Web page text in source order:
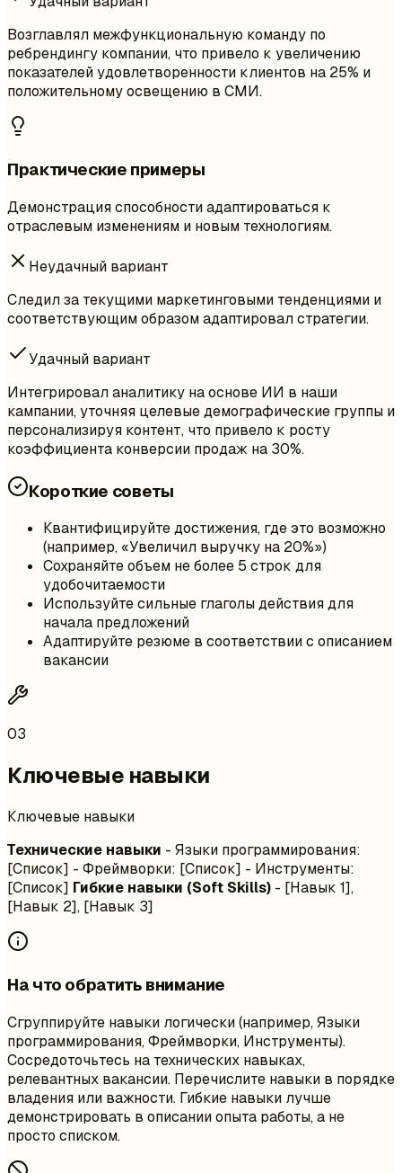
Возглавлял межфункциональную команду по
ребрендингу компании, что привело к увеличению
показателей удовлетворенности клиентов на 25% и
положительному освещению в СМИ.
Практические примеры
Демонстрация способности адаптироваться к
отраслевым изменениям и новым технологиям.
Неудачный вариант
Следил за текущими маркетинговыми тенденциями и
соответствующим образом адаптировал стратегии.
Удачный вариант
Интегрировал аналитику на основе ИИ в наши
кампании, уточняя целевые демографические группы и
персонализируя контент, что привело к росту
коэффициента конверсии продаж на 30%.
Короткие советы
Квантифицируйте достижения, где это возможно
(например, «Увеличил выручку на 20%»)
Сохраняйте объем не более 5 строк для
удобочитаемости
Используйте сильные глаголы действия для
начала предложений
Адаптируйте резюме в соответствии с описанием
вакансии
03
Ключевые навыки
Ключевые навыки
Технические навыки - Языки программирования:
[Список] - Фреймворки: [Список] - Инструменты:
[Список] Гибкие навыки (Soft Skills) - [Навык 1],
[Навык 2], [Навык 3]
На что обратить внимание
Сгруппируйте навыки логически (например, Языки
программирования, Фреймворки, Инструменты).
Сосредоточьтесь на технических навыках,
релевантных вакансии. Перечислите навыки в порядке
владения или важности. Гибкие навыки лучше
демонстрировать в описании опыта работы, а не
просто списком.